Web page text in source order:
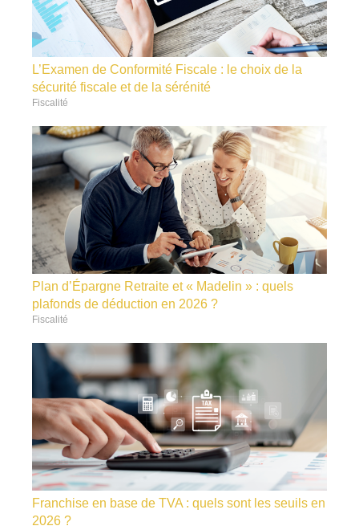
L’Examen de Conformité Fiscale : le choix de la
sécurité fiscale et de la sérénité
Fiscalité
Plan d’Épargne Retraite et « Madelin » : quels
plafonds de déduction en 2026 ?
Fiscalité
Franchise en base de TVA : quels sont les seuils en
2026 ?